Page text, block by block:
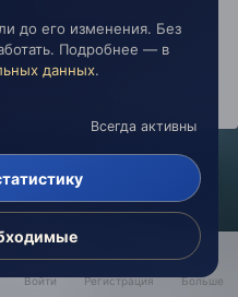
конфиденциальности
cookies
Эзотерика
Войти Регистрация Больше
до его изменения. Без
Подробнее — в
данных.
Всегда активны